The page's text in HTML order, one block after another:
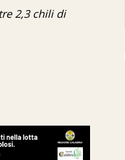
2,3 chili di